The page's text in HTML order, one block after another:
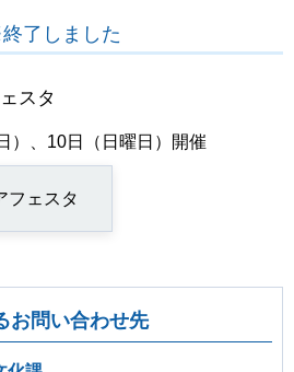
了しました
スタ
）、10日（日曜日）開催
フェスタ
お問い合わせ先